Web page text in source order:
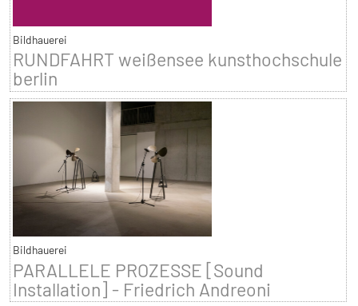
Bildhauerei
RUNDFAHRT weißensee kunsthochschule
berlin
Bildhauerei
PARALLELE PROZESSE [Sound
Installation] - Friedrich Andreoni